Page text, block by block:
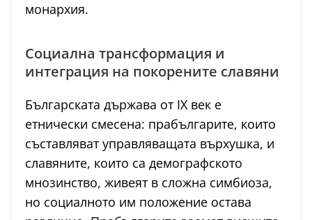
монархия.
Социална трансформация и
интеграция на покорените славяни
Българската държава от IX век е
етнически смесена: прабългарите, които
съставляват управляващата върхушка, и
славяните, които са демографското
мнозинство, живеят в сложна симбиоза,
но социалното им положение остава